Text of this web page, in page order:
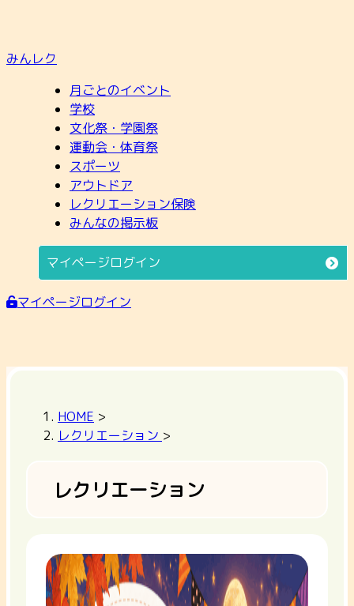
みんレク
月ごとのイベント
学校
文化祭・学園祭
運動会・体育祭
スポーツ
アウトドア
レクリエーション保険
みんなの掲示板
マイページログイン
マイページログイン
HOME >
レクリエーション >
レクリエーション